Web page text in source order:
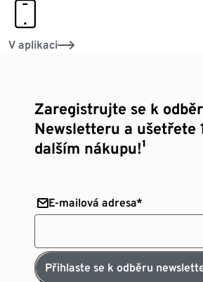
smartphone
V aplikaci
Zaregistrujte se k
Newsletteru a ušetřete
dalším nákupu!¹
E-mailová adresa*
Přihlaste se k odběru